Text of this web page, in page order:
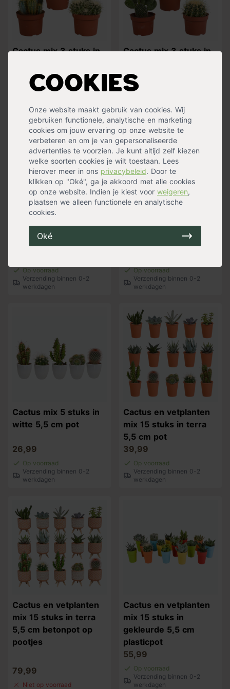
Cookies
Onze website maakt gebruik van cookies. Wij
gebruiken functionele, analytische en marketing
cookies om jouw ervaring op onze website te
verbeteren en om je van gepersonaliseerde
advertenties te voorzien. Je kunt altijd zelf kiezen
welke soorten cookies je wilt toestaan. Lees
hierover meer in ons privacybeleid. Door te
klikken op "Oké", ga je akkoord met alle cookies
op onze website. Indien je kiest voor weigeren,
plaatsen we alleen functionele en analytische
cookies.
Oké
Cactus mix 3 stuks in
29,99
Op voorraad
werkdagen
Cactus mix 3 stuks in
32,99
Op voorraad
werkdagen
Cactus mix 3 stuks in
witte 8,5 cm pot
Op voorraad
Verzending binnen 0-2
werkdagen
Cactus mix 3 stuks in
8,5 cm pot
Op voorraad
Verzending binnen 0-2
werkdagen
Cactus mix 5 stuks in
witte 5,5 cm pot
26,99
Op voorraad
Verzending binnen 0-2
werkdagen
Cactus en vetplanten
mix 15 stuks in terra
5,5 cm pot
39,99
Op voorraad
Verzending binnen 0-2
werkdagen
Cactus en vetplanten
mix 15 stuks in terra
5,5 cm betonpot op
pootjes
79,99
Niet op voorraad
Cactus en vetplanten
mix 15 stuks in
gekleurde 5,5 cm
plasticpot
55,99
Op voorraad
Verzending binnen 0-2
werkdagen